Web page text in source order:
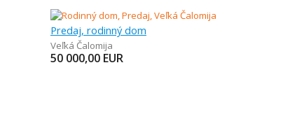
Predaj, rodinný dom
Veľká Čalomija
50 000,00 EUR